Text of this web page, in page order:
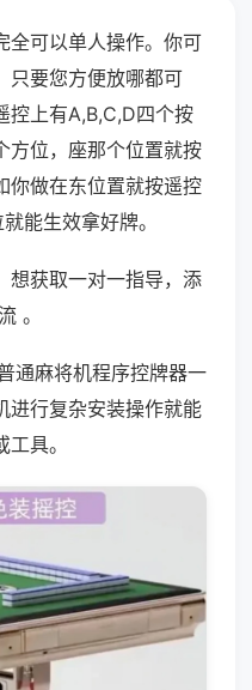
全可以单人操作。你可
只要您方便放哪都可
控上有A,B,C,D四个按
方位，座那个位置就按
你做在东位置就按遥控
能生效拿好牌。
想获取一对一指导，添
。
通麻将机程序控牌器一
进行复杂安装操作就能
具。